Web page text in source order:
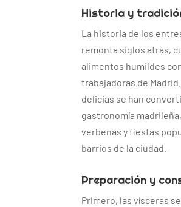
Historia y
La historia de los
remonta siglos atrás,
alimentos humildes
trabajadoras de
delicias se han
gastronomía
verbenas y fiestas
barrios de la ciudad.
Preparación y
Primero, las vísceras